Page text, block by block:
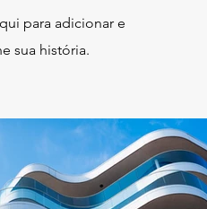
para adicionar e
sua história.